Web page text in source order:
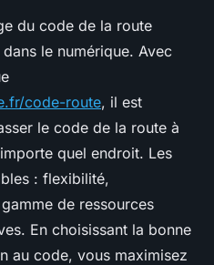
du code de la route
le numérique. Avec
code-route, il est
le code de la route à
quel endroit. Les
: flexibilité,
de ressources
En choisissant la bonne
au code, vous maximisez